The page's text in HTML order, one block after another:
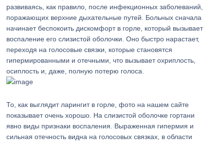
развиваясь, как правило, после инфекционных заболеваний,
поражающих верхние дыхательные путей. Больных сначала
начинает беспокоить дискомфорт в горле, который вызывает
воспаление его слизистой оболочки. Оно быстро нарастает,
переходя на голосовые связки, которые становятся
гипермированными и отечными, что вызывает охриплость,
осиплость и, даже, полную потерю голоса.
То, как выглядит ларингит в горле, фото на нашем сайте
показывает очень хорошо. На слизистой оболочке гортани
явно виды признаки воспаления. Выраженная гипермия и
сильная отечность видна на голосовых связках, в области